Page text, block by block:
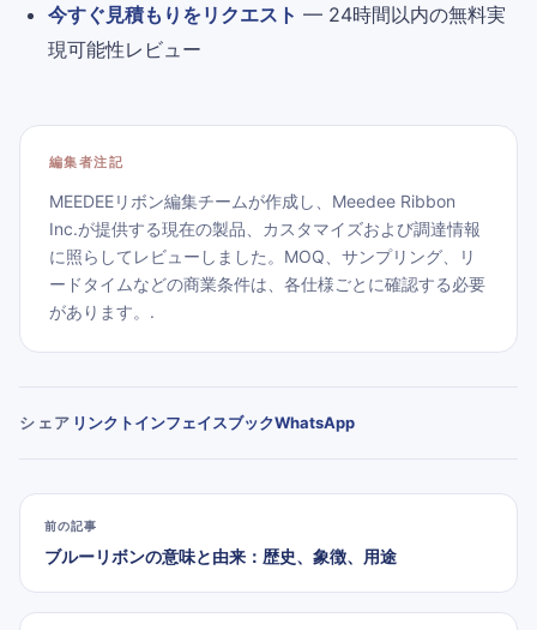
今すぐ見積もりをリクエスト — 24時間以内の無料実
現可能性レビュー
編集者注記
MEEDEEリボン編集チームが作成し、Meedee Ribbon
Inc.が提供する現在の製品、カスタマイズおよび調達情報
に照らしてレビューしました。MOQ、サンプリング、リ
ードタイムなどの商業条件は、各仕様ごとに確認する必要
があります。.
シェア リンクトインフェイスブックWhatsApp
前の記事
ブルーリボンの意味と由来：歴史、象徴、用途